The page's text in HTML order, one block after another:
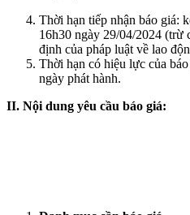
Thời hạn tiếp nhận báo giá:
16h30 ngày 29/04/2024 (trừ
định của pháp luật về lao
Thời hạn có hiệu lực của
ngày phát hành.
II. Nội dung yêu cầu báo giá: